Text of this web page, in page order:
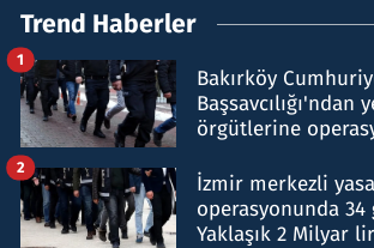
Trend Haberler
Bakırköy
Başsavcılığı'ndan
örgütlerine
1
İzmir merkezli
operasyonunda 34
Yaklaşık 2 Milyar
2